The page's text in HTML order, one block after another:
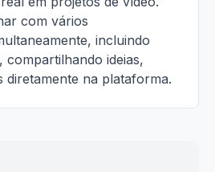
com vários
incluindo
compartilhando ideias,
diretamente na plataforma.